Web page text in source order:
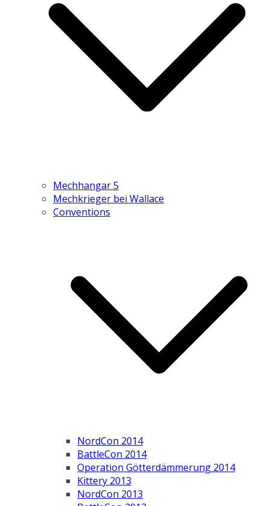
Mechhangar 5
Mechkrieger bei Wallace
Conventions
NordCon 2014
BattleCon 2014
Operation Götterdämmerung 2014
Kittery 2013
NordCon 2013